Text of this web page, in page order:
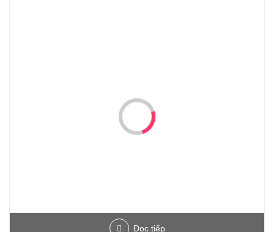
Đọc tiếp